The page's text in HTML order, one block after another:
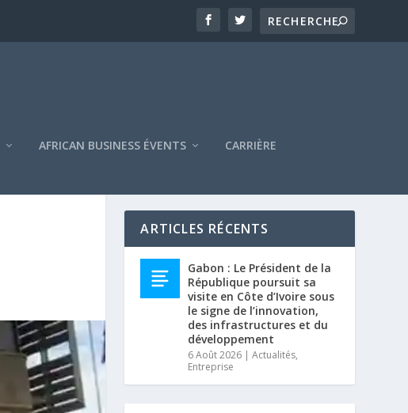
AFRICAN BUSINESS ÉVENTS CARRIÈRE
ARTICLES RÉCENTS
Gabon : Le Président de la
République poursuit sa
visite en Côte d’Ivoire sous
le signe de l’innovation,
des infrastructures et du
développement
6 Août 2026 |Actualités,
Entreprise